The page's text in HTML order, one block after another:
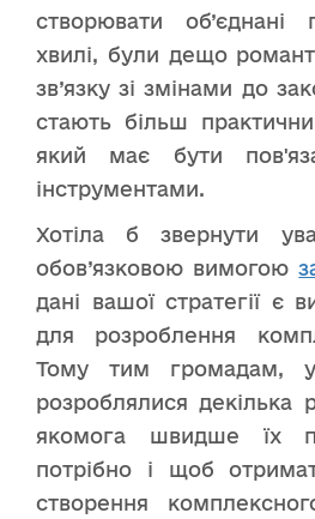
створювати об’єднані
хвилі, були дещо
зв’язку зі змінами до
стають більш
який має бути
інструментами.
Хотіла б звернути
обов’язковою вимогою
дані вашої стратегії є
для розроблення
Тому тим громадам, у
розроблялися декілька
якомога швидше їх
потрібно і щоб
створення